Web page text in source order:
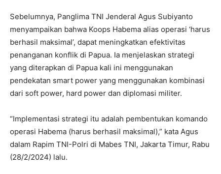
Sebelumnya, Panglima TNI Jenderal Agus Subiyanto
menyampaikan bahwa Koops Habema alias operasi ‘harus
berhasil maksimal’, dapat meningkatkan efektivitas
penanganan konflik di Papua. Ia menjelaskan strategi
yang diterapkan di Papua kali ini menggunakan
pendekatan smart power yang menggunakan kombinasi
dari soft power, hard power dan diplomasi militer.
“Implementasi strategi itu adalah pembentukan komando
operasi Habema (harus berhasil maksimal),” kata Agus
dalam Rapim TNI-Polri di Mabes TNI, Jakarta Timur, Rabu
(28/2/2024) lalu.